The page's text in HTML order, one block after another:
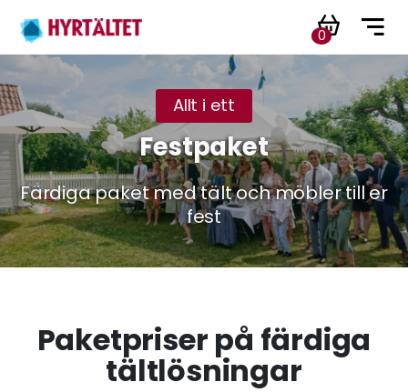
0
Allt i ett
Festpaket
Färdiga paket med tält och möbler till er
fest
Paketpriser på färdiga
tältlösningar